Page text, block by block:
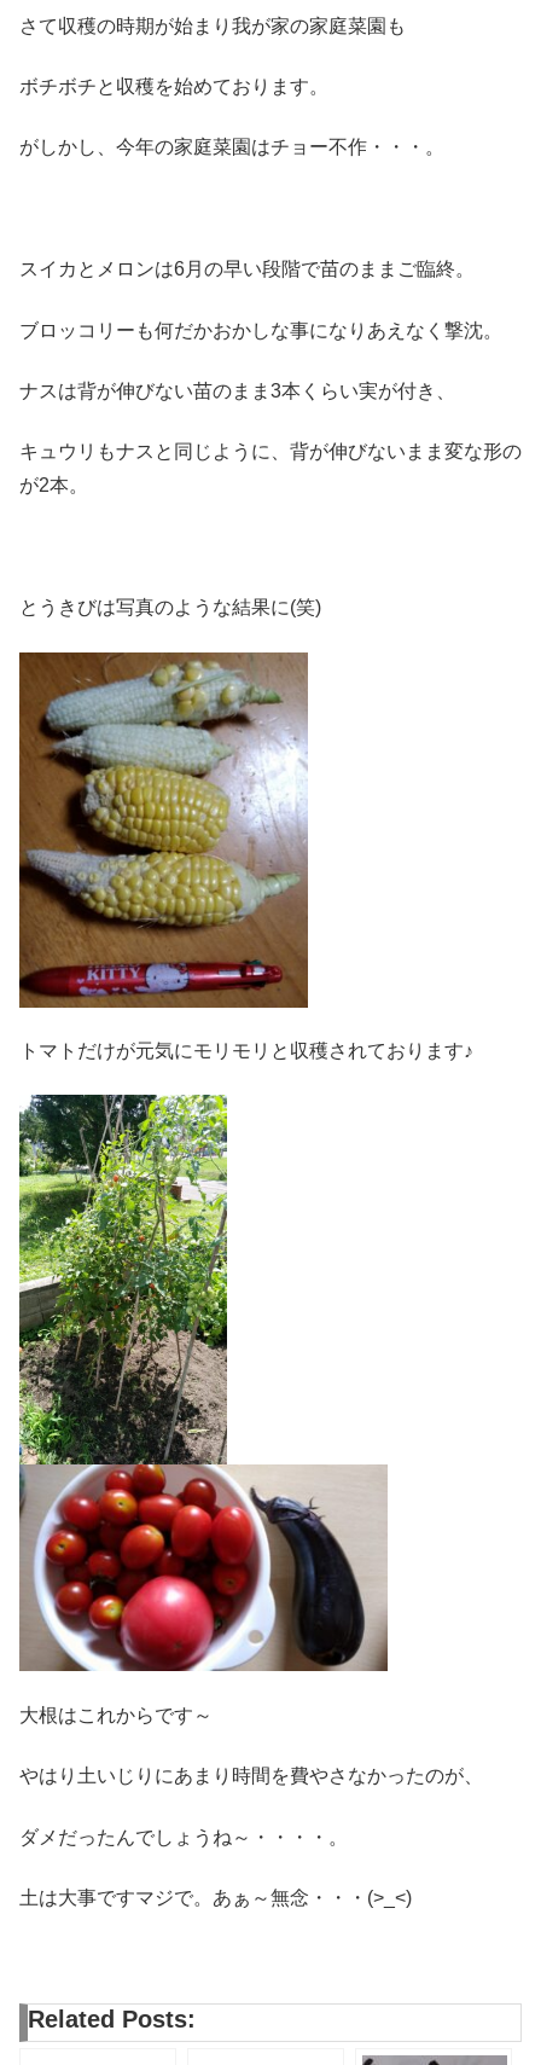
さて収穫の時期が始まり我が家の家庭菜園も
ボチボチと収穫を始めております。
がしかし、今年の家庭菜園はチョー不作・・・。
スイカとメロンは6月の早い段階で苗のままご臨終。
ブロッコリーも何だかおかしな事になりあえなく撃沈。
ナスは背が伸びない苗のまま3本くらい実が付き、
キュウリもナスと同じように、背が伸びないまま変な形の
が2本。
とうきびは写真のような結果に(笑)
トマトだけが元気にモリモリと収穫されております♪
大根はこれからです～
やはり土いじりにあまり時間を費やさなかったのが、
ダメだったんでしょうね～・・・・。
土は大事ですマジで。あぁ～無念・・・(>_<)
Related Posts: